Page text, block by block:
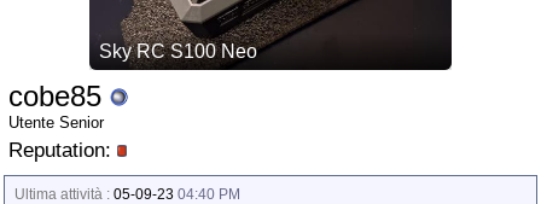
cobe85
Utente Senior
Reputation:
Ultima attività : 05-09-23 04:40 PM